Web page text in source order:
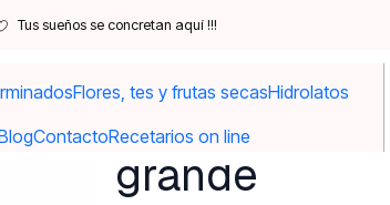
Flores, tes y frutas secasHidrolatos
ContactoRecetarios on line
Tus sueños se concretan aquí !!!
Moldes Molde chinita, flor y 🦋 mariposa grande
|
Molde
grande